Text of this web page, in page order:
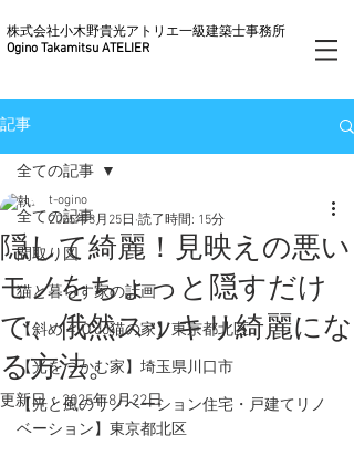
株式会社小木野貴光アトリエ一級建築士事務所
Ogino Takamitsu ATELIER
記事
全ての記事
間取り図
猫と暮らす家の計画
【斜め４０do猫の家】東京都北区
【光をつかむ家】埼玉県川口市
【光と風のリノベーション住宅・戸建てリノ
ベーション】東京都北区
全ての記事
隠して綺麗！見映えの悪い
モノをちょっと隠すだけ
で、俄然スッキリ綺麗にな
る方法。
t-ogino
2025年3月25日 読了時間: 15分
更新日：2025年8月22日